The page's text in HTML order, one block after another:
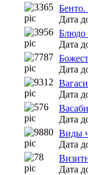
Дата
Блюдо
Дата
Дата
Вагаси
Дата
Дата
Виды
Дата
Дата